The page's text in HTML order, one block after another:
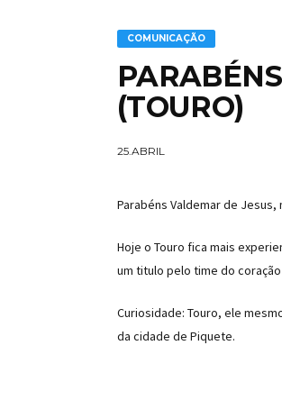
COMUNICAÇÃO
(TOURO)
25.ABRIL
Parabéns Valdemar de Jesus,
Hoje o Touro fica mais
um titulo pelo time do
Curiosidade: Touro, ele
da cidade de Piquete.